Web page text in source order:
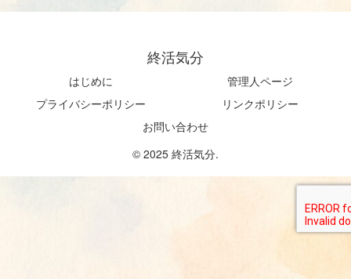
終活気分
はじめに
管理人ページ
プライバシーポリシー
リンクポリシー
お問い合わせ
© 2025 終活気分.